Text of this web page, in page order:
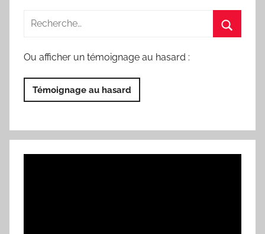
Ou afficher un témoignage au hasard :
Témoignage au hasard